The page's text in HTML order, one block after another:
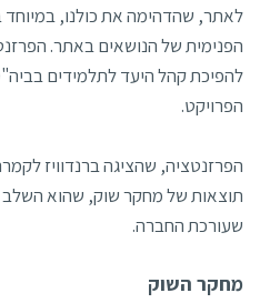
לאתר, שהדהימה את כולנו, במיוחד
הפנימית של הנושאים באתר.
להפיכת קהל היעד לתלמידים
הפרויקט.
הפרזנטציה, שהציגה ברנדוויז
תוצאות של מחקר שוק, שהוא השלב
שעורכת החברה.
מחקר השוק